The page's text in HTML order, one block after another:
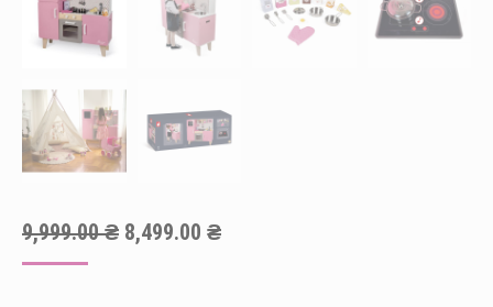
9,999.00₴ Оригінальна
8,499.00 ₴Поточна